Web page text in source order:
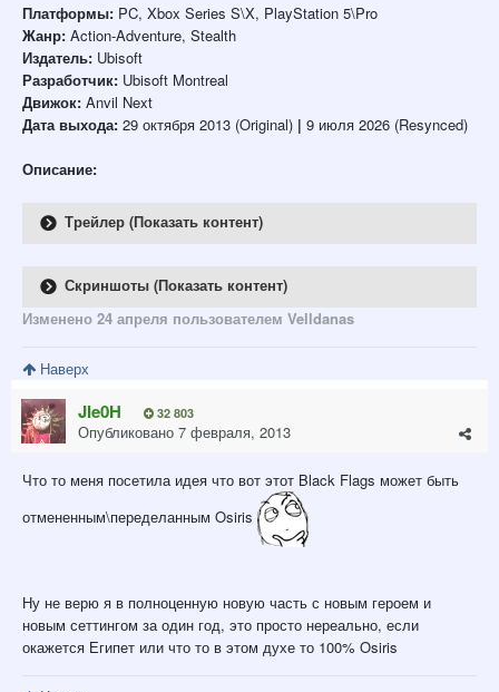
Платформы: PC, Xbox Series S\X, PlayStation 5\Pro
Жанр: Action-Adventure, Stealth
Издатель: Ubisoft
Разработчик: Ubisoft Montreal
Движок: Anvil Next
Дата выхода: 29 октября 2013 (Original) | 9 июля 2026 (Resynced)
Описание:
Трейлер (Показать контент)
Скриншоты (Показать контент)
Изменено 24 апреля пользователем Velldanas
Наверх
JIe0H 32 803
Опубликовано 7 февраля, 2013
Что то меня посетила идея что вот этот Black Flags может быть
отмененным\переделанным Osiris
Ну не верю я в полноценную новую часть с новым героем и
новым сеттингом за один год, это просто нереально, если
окажется Египет или что то в этом духе то 100% Osiris